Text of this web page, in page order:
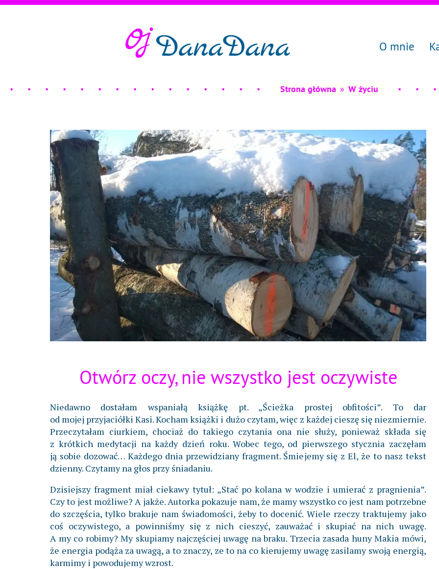
O mnie
Strona główna » W życiu
Otwórz oczy, nie wszystko jest oczywiste
Niedawno dostałam wspaniałą książkę pt. „Ścieżka prostej obfitości”. To dar
od mojej przyjaciółki Kasi. Kocham książki i dużo czytam, więc z każdej cieszę się niezmiernie.
Przeczytałam ciurkiem, chociaż do takiego czytania ona nie służy, ponieważ składa się
z krótkich medytacji na każdy dzień roku. Wobec tego, od pierwszego stycznia zaczęłam
ją sobie dozować… Każdego dnia przewidziany fragment. Śmiejemy się z El, że to nasz tekst
dzienny. Czytamy na głos przy śniadaniu.
Dzisiejszy fragment miał ciekawy tytuł: „Stać po kolana w wodzie i umierać z pragnienia”.
Czy to jest możliwe? A jakże. Autorka pokazuje nam, że mamy wszystko co jest nam potrzebne
do szczęścia, tylko brakuje nam świadomości, żeby to docenić. Wiele rzeczy traktujemy jako
coś oczywistego, a powinniśmy się z nich cieszyć, zauważać i skupiać na nich uwagę.
A my co robimy? My skupiamy najczęściej uwagę na braku. Trzecia zasada huny Makia mówi,
że energia podąża za uwagą, a to znaczy, ze to na co kierujemy uwagę zasilamy swoją energią,
karmimy i powodujemy wzrost.